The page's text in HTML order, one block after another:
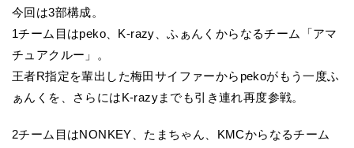
今回は3部構成。
1チーム目はpeko、K-razy、ふぁんくからなるチーム「アマ
チュアクルー」。
王者R指定を輩出した梅田サイファーからpekoがもう一度ふ
ぁんくを、さらにはK-razyまでも引き連れ再度参戦。
2チーム目はNONKEY、たまちゃん、KMCからなるチーム